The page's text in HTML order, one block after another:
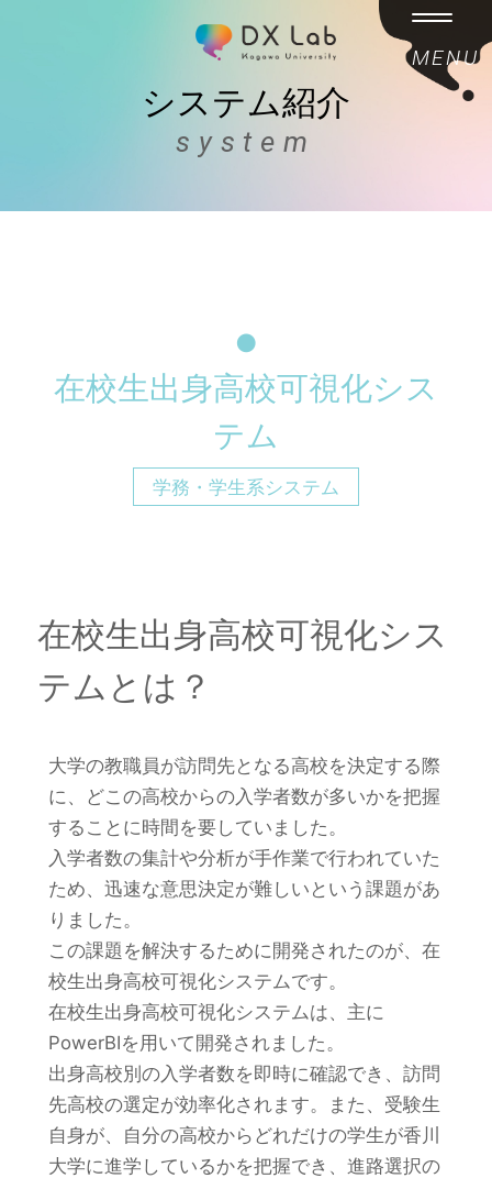
MENU
システム紹介
system
在校生出身高校可視化シス
テム
学務・学生系システム
在校生出身高校可視化シス
テムとは？
大学の教職員が訪問先となる高校を決定する際
に、どこの高校からの入学者数が多いかを把握
することに時間を要していました。
入学者数の集計や分析が手作業で行われていた
ため、迅速な意思決定が難しいという課題があ
りました。
この課題を解決するために開発されたのが、在
校生出身高校可視化システムです。
在校生出身高校可視化システムは、主に
PowerBIを用いて開発されました。
出身高校別の入学者数を即時に確認でき、訪問
先高校の選定が効率化されます。また、受験生
自身が、自分の高校からどれだけの学生が香川
大学に進学しているかを把握でき、進路選択の